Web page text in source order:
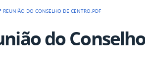
REUNIÃO DO CONSELHO DE CENTRO.PDF
do